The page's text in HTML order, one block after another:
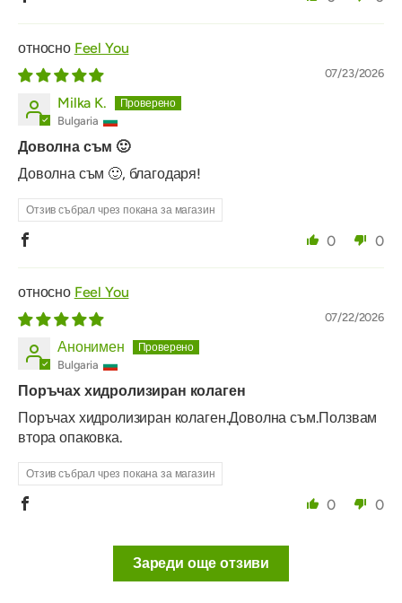
Feel You
07/23/2026
Milka K.
Bulgaria
Доволна съм 🙂
Доволна съм 🙂, благодаря!
Отзив събрал чрез покана за магазин
0 0
Feel You
07/22/2026
Анонимен
Bulgaria
Поръчах хидролизиран колаген
Поръчах хидролизиран колаген.Доволна съм.Ползвам
втора опаковка.
Отзив събрал чрез покана за магазин
0 0
Зареди още отзиви